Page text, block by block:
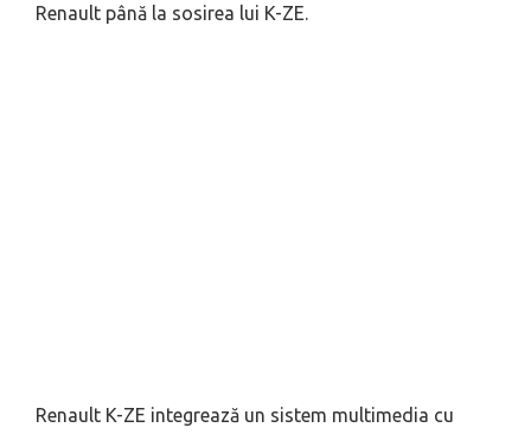
Renault până la sosirea lui K-ZE.
Renault K-ZE integrează un sistem multimedia cu